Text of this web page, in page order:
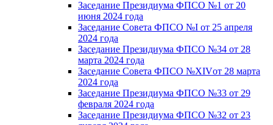
Заседание Президиума ФПСО №1 от 20
июня 2024 года
Заседание Совета ФПСО №I от 25 апреля
2024 года
Заседание Президиума ФПСО №34 от 28
марта 2024 года
Заседание Совета ФПСО №XIVот 28 марта
2024 года
Заседание Президиума ФПСО №33 от 29
февраля 2024 года
Заседание Президиума ФПСО №32 от 23